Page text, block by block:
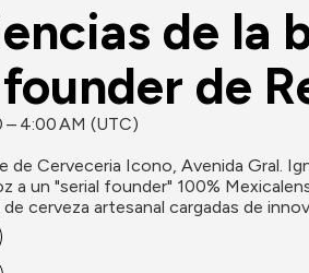
de la
de
4:00 AM (UTC)
de Cerveceria Icono, Avenida Gral.
a un "serial founder" 100%
cerveza artesanal cargadas de